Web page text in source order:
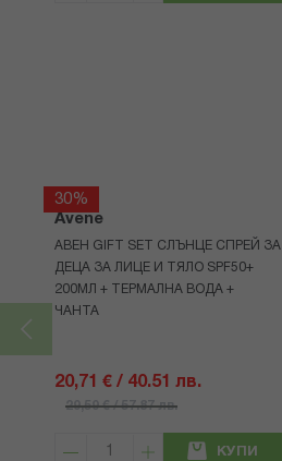
30%
Avene
АВЕН GIFT SET СЛЪНЦЕ СПРЕЙ ЗА
ДЕЦА ЗА ЛИЦЕ И ТЯЛО SPF50+
200МЛ + ТЕРМАЛНА ВОДА +
ЧАНТА
20,71 € / 40.51 лв.
29,59 € / 57.87 лв.
КУПИ